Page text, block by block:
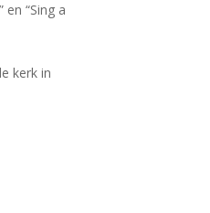
“Sing a
kerk in